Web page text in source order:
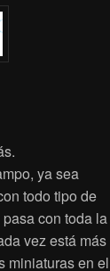
ya sea
todo tipo de
con toda la
vez está más
miniaturas en el